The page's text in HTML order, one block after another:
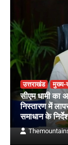
उत्तराखंड मुख्य-
सीएम धामी का
निस्तारण में
समाधान के